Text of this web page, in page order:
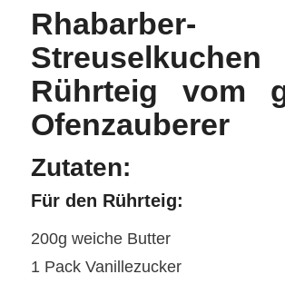
Rhabarber-
Rührteig vom
Ofenzauberer
Zutaten:
Für den Rührteig:
200g weiche Butter
1 Pack Vanillezucker